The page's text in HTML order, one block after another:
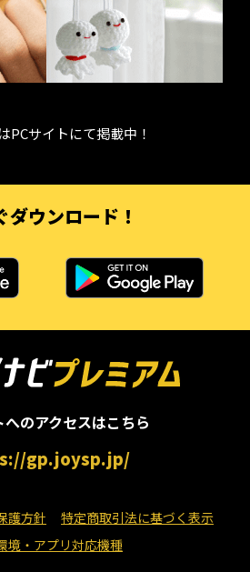
PCサイトにて掲載中！
ダウンロード！
へのアクセスはこちら
gp.joysp.jp/
護方針
特定商取引法に基づく表示
境・アプリ対応機種